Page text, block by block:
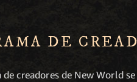
DE
de creadores de New World